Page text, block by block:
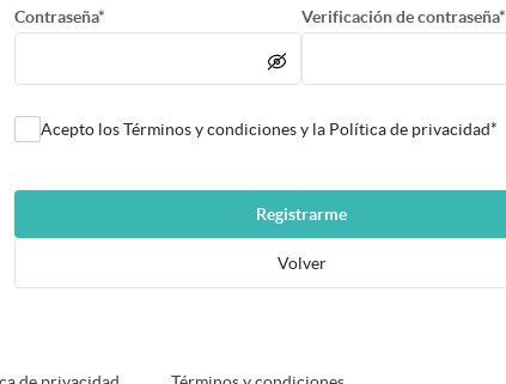
Contraseña* Verificación de contraseña*
Acepto los Términos y condiciones y la Política de privacidad*
Registrarme
Volver